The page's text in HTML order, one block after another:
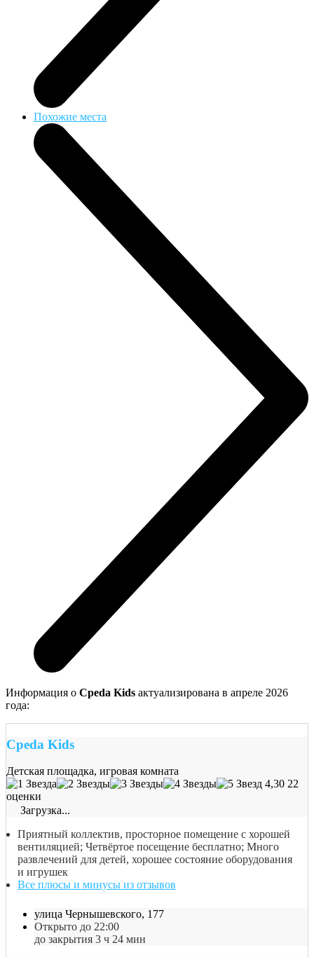
Похожие места
Информация о Среda Kids актуализирована в апреле 2026
года:
Среda Kids
Детская площадка, игровая комната
4,30 22
оценки
Загрузка...
Приятный коллектив, просторное помещение с хорошей
вентиляцией; Четвёртое посещение бесплатно; Много
развлечений для детей, хорошее состояние оборудования
и игрушек
Все плюсы и минусы из отзывов
улица Чернышевского, 177
Открыто до 22:00
до закрытия 3 ч 24 мин